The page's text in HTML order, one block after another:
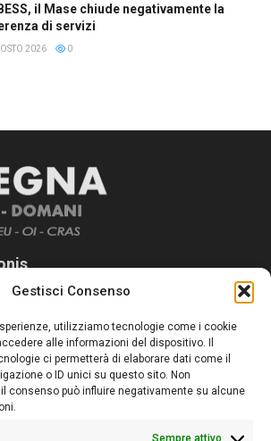
Gestisci Consenso
utilizziamo tecnologie come i cookie
alle informazioni del dispositivo. Il
ci permetterà di elaborare dati come il
o ID unici su questo sito. Non
consenso può influire negativamente su alcune
Sempre attivo
il Mase chiude negativamente la
di servizi
2026 0
nasce per informare “liberamente” i
in Sardegna, con un occhio rivolto al
al nostro futuro